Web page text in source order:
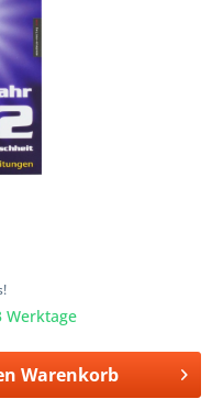
Werktage
Warenkorb